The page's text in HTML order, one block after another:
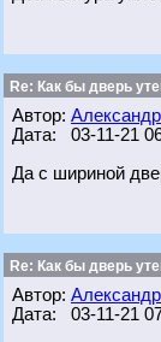
Re: Как бы дверь
Автор:
Дата: 03-11-21
Да с шириной
Re: Как бы дверь
Автор:
Дата: 03-11-21